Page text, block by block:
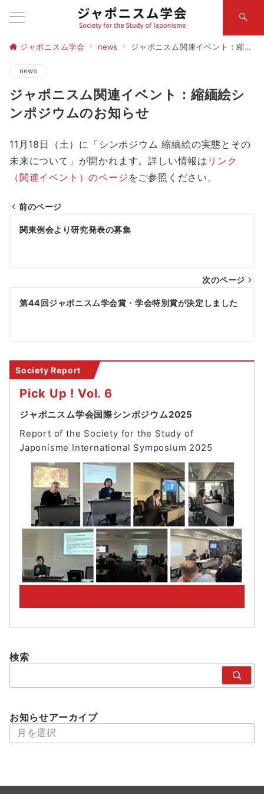
ジャポニスム学会 news ジャポニスム関連イベント：縮緬絵シンポジウムのお知らせ
news
ジャポニスム関連イベント：縮緬絵シ
ンポジウムのお知らせ
11 月 18 日（土）に「シンポジウム 縮緬絵の実態とその
未来について」が開かれます。詳しい情報は リンク
（関連イベント）のページ をご参照ください。
投
ビ
ゲ
シ
ョ
ン
前のページ
関東例会より研究発表の募集
次のページ
第44回ジャポニスム学会賞・学会特別賞が決定しました
Society Report
Pick Up ! Vol. 6
ジャポニスム学会国際シンポジウム2025
Report of the Society for the Study of
Japonisme International Symposium 2025
検索
お知らせアーカイブ
アーカイブ